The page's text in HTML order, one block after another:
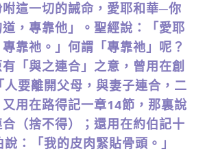
這一切的誡命，愛耶和華─你
，專靠他」。聖經說：「愛耶
靠祂。」何謂「專靠祂」呢？
「與之連合」之意，曾用在創
人要離開父母，與妻子連合，二
用在路得記一章14節，那裏說
（捨不得）；還用在約伯記十
：「我的皮肉緊貼骨頭。」